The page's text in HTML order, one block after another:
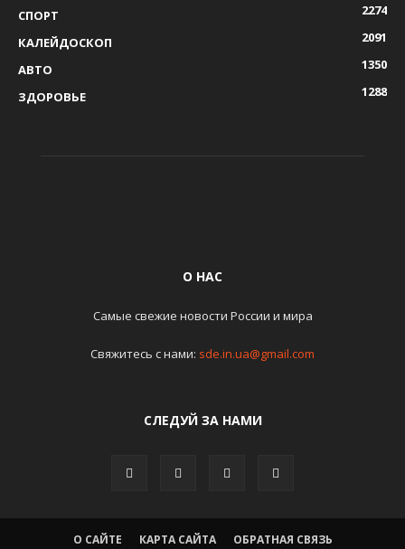
СПОРТ
2274
КАЛЕЙДОСКОП
2091
АВТО
1350
ЗДОРОВЬЕ
1288
О НАС
Самые свежие новости России и мира
Свяжитесь с нами: sde.in.ua@gmail.com
СЛЕДУЙ ЗА НАМИ
О САЙТЕ КАРТА САЙТА ОБРАТНАЯ СВЯЗЬ